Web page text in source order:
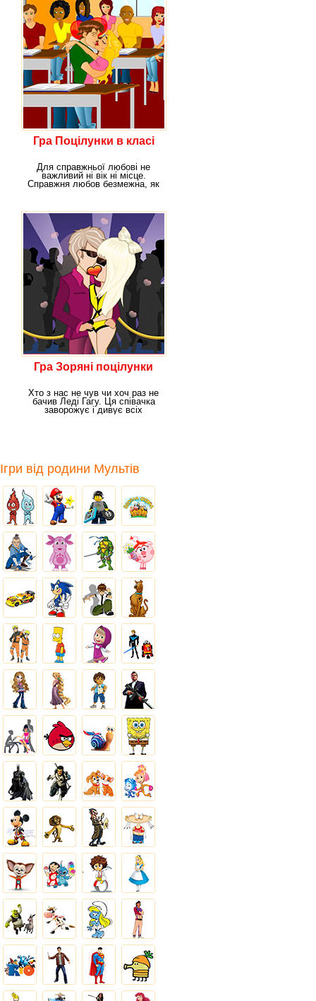
Гра Поцілунки в класі
Для справжньої любові не
важливий ні вік ні місце.
Справжня любов безмежна, як
Гра Зоряні поцілунки
Хто з нас не чув чи хоч раз не
бачив Леді Гагу. Ця співачка
заворожує і дивує всіх
Ігри від родини Мультів